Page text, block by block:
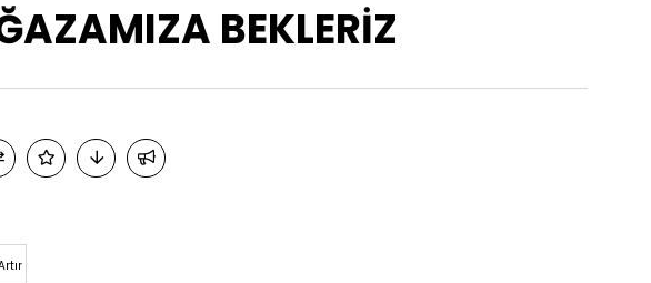
BEKLERİZ